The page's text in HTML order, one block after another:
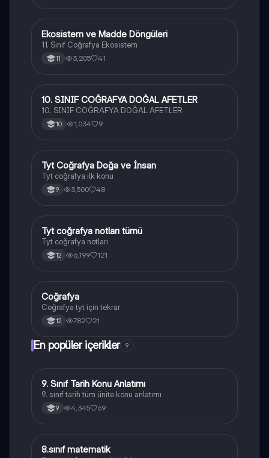
Coğrafya
Ekosistem ve Madde Döngüleri
11. Sınıf Coğrafya Ekosistem
11 3,205 41
Coğrafya
10. SINIF COĞRAFYA DOĞAL AFETLER
10. SINIF COĞRAFYA DOĞAL AFETLER
10 1,034 9
Coğrafya
Tyt Coğrafya Doğa ve İnsan
Tyt coğrafya ilk konu
9 3,500 48
Coğrafya
Tyt coğrafya notları tümü
Tyt coğrafya notları
12 6,199 121
Coğrafya
Coğrafya
Coğrafya tyt için tekrar
12 782 21
En popüler içerikler 9
Tarih
9. Sınıf Tarih Konu Anlatımı
9. sınıf tarih tüm ünite konu anlatımı
9 4,345 69
Matematik
8.sınıf matematik